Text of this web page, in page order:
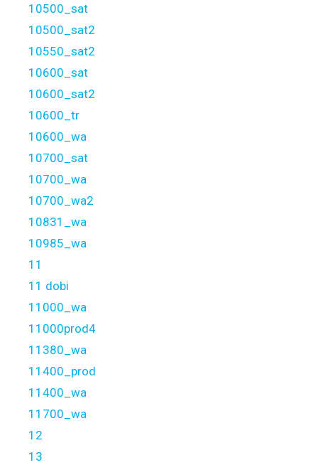
10500_sat
10500_sat2
10550_sat2
10600_sat
10600_sat2
10600_tr
10600_wa
10700_sat
10700_wa
10700_wa2
10831_wa
10985_wa
11
11 dobi
11000_wa
11000prod4
11380_wa
11400_prod
11400_wa
11700_wa
12
13